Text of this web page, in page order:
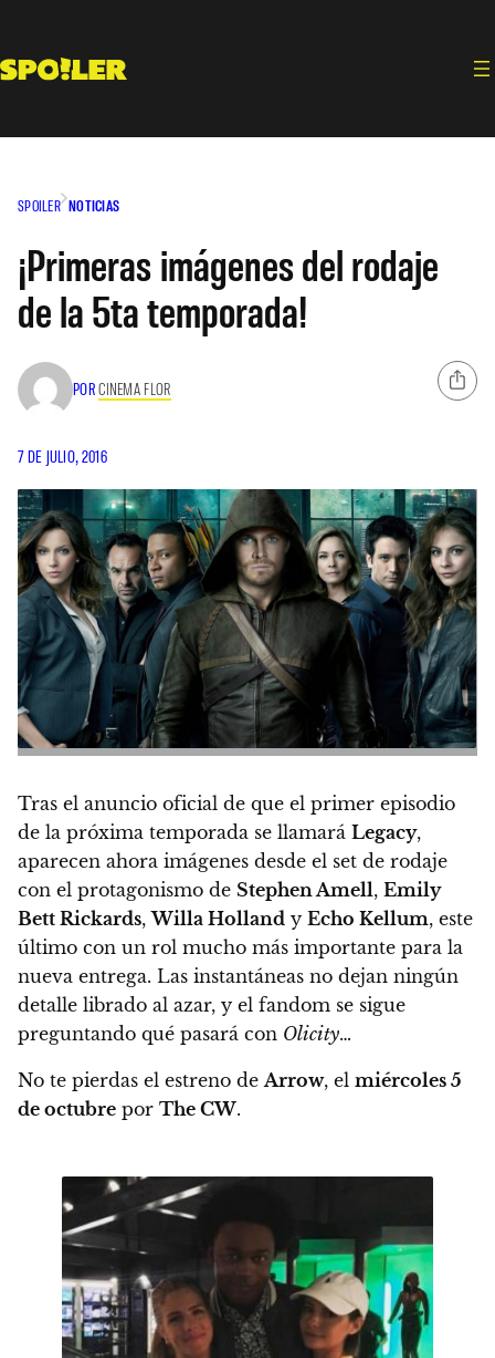
contenido
SPOILER NOTICIAS
¡Primeras imágenes del rodaje
de la 5ta temporada!
PORCINEMA FLOR
7 DE JULIO, 2016
Tras el anuncio oficial de que el primer episodio
de la próxima temporada se llamará Legacy,
aparecen ahora imágenes desde el set de rodaje
con el protagonismo de Stephen Amell, Emily
Bett Rickards,Willa Holland y Echo Kellum, este
último con un rol mucho más importante para la
nueva entrega. Las instantáneas no dejan ningún
detalle librado al azar, y el fandom se sigue
preguntando qué pasará con Olicity…
No te pierdas el estreno deArrow, el miércoles 5
de octubre por The CW.